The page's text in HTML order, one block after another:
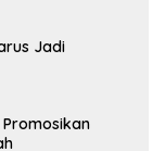
Jadi